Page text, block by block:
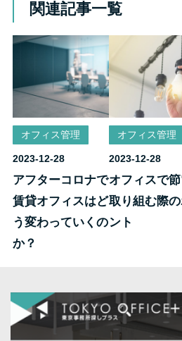
関連記事一覧
オフィス管理
2023-12-28
アフターコロナで
賃貸オフィスはど
う変わっていくの
か？
オフィス管理
2023-12-28
オフィスで
取り組む際
ント